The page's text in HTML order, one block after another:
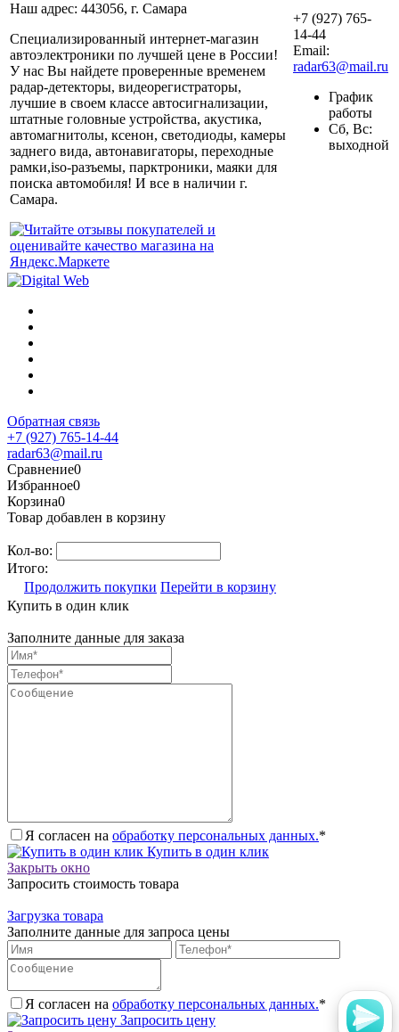
Наш адрес: 443056, г. Самара
Специализированный интернет-магазин
автоэлектроники по лучшей цене в России!
У нас Вы найдете проверенные временем
радар-детекторы, видеорегистраторы,
лучшие в своем классе автосигнализации,
штатные головные устройства, акустика,
автомагнитолы, ксенон, светодиоды, камеры
заднего вида, автонавигаторы, переходные
рамки,iso-разъемы, парктроники, маяки для
поиска автомобиля! И все в наличии г.
Самара.
+7 (927) 765-
14-44
Email:
radar63@mail.ru
График
работы
Сб, Вс:
выходной
Обратная связь
+7 (927) 765-14-44
radar63@mail.ru
Сравнение0
Избранное0
Корзина0
Товар добавлен в корзину
Кол-во:
Итого:
Продолжить покупки Перейти в корзину
Купить в один клик
Заполните данные для заказа
Я согласен на обработку персональных данных.*
Купить в один клик
Закрыть окно
Запросить стоимость товара
Загрузка товара
Заполните данные для запроса цены
Я согласен на обработку персональных данных.*
Запросить цену